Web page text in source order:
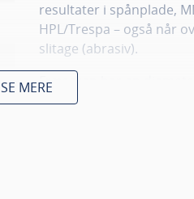
SE MERE
resultater i spånplade,
HPL/Trespa – også når
slitage (abrasiv).
Fræseren har en
skaftdiameter på 16